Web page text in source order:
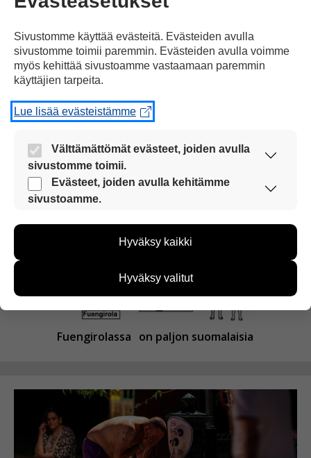
Maailma 30.6.2026
Fuengirolassa on paljon suomalaisia
Sivustomme käyttää evästeitä. Evästeiden avulla
sivustomme toimii paremmin. Evästeiden avulla voimme
myös kehittää sivustoamme vastaamaan paremmin
käyttäjien tarpeita.
Lue lisää evästeistämme
Välttämättömät evästeet, joiden avulla
sivustomme toimii.
Nämä evästeet ovat aina käytössä, jotta
sivustoamme voi käyttää sujuvasti ja turvallisesti.
Evästeet, joiden avulla kehitämme
sivustoamme.
kehittää sivustoamme vastaamaan paremmin
kävijämääristä ja siitä, mitä sivuja käytetään ja
miten sivuilla liikutaan. Emme kuitenkaan kerää
yksittäiseen käyttäjään.
Hyväksy kaikki
Hyväksy valitut